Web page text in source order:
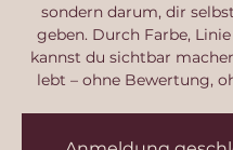
sondern darum, dir
geben. Durch Farbe,
kannst du sichtbar
lebt – ohne Bewertung,